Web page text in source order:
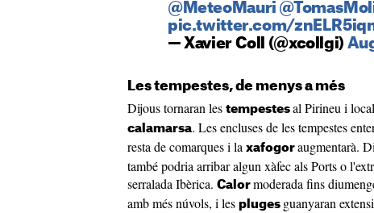
@MeteoMauri
pic.twitter.com/
— Xavier Coll (@xcollgi)
Les tempestes, de menys a més
Dijous tornaran les tempestes al Pirineu i
calamarsa. Les encluses de les tempestes
resta de comarques i la xafogor augmentarà.
també podria arribar algun xàfec als Ports o
serralada Ibèrica. Calor moderada fins
amb més núvols, i les pluges guanyaran